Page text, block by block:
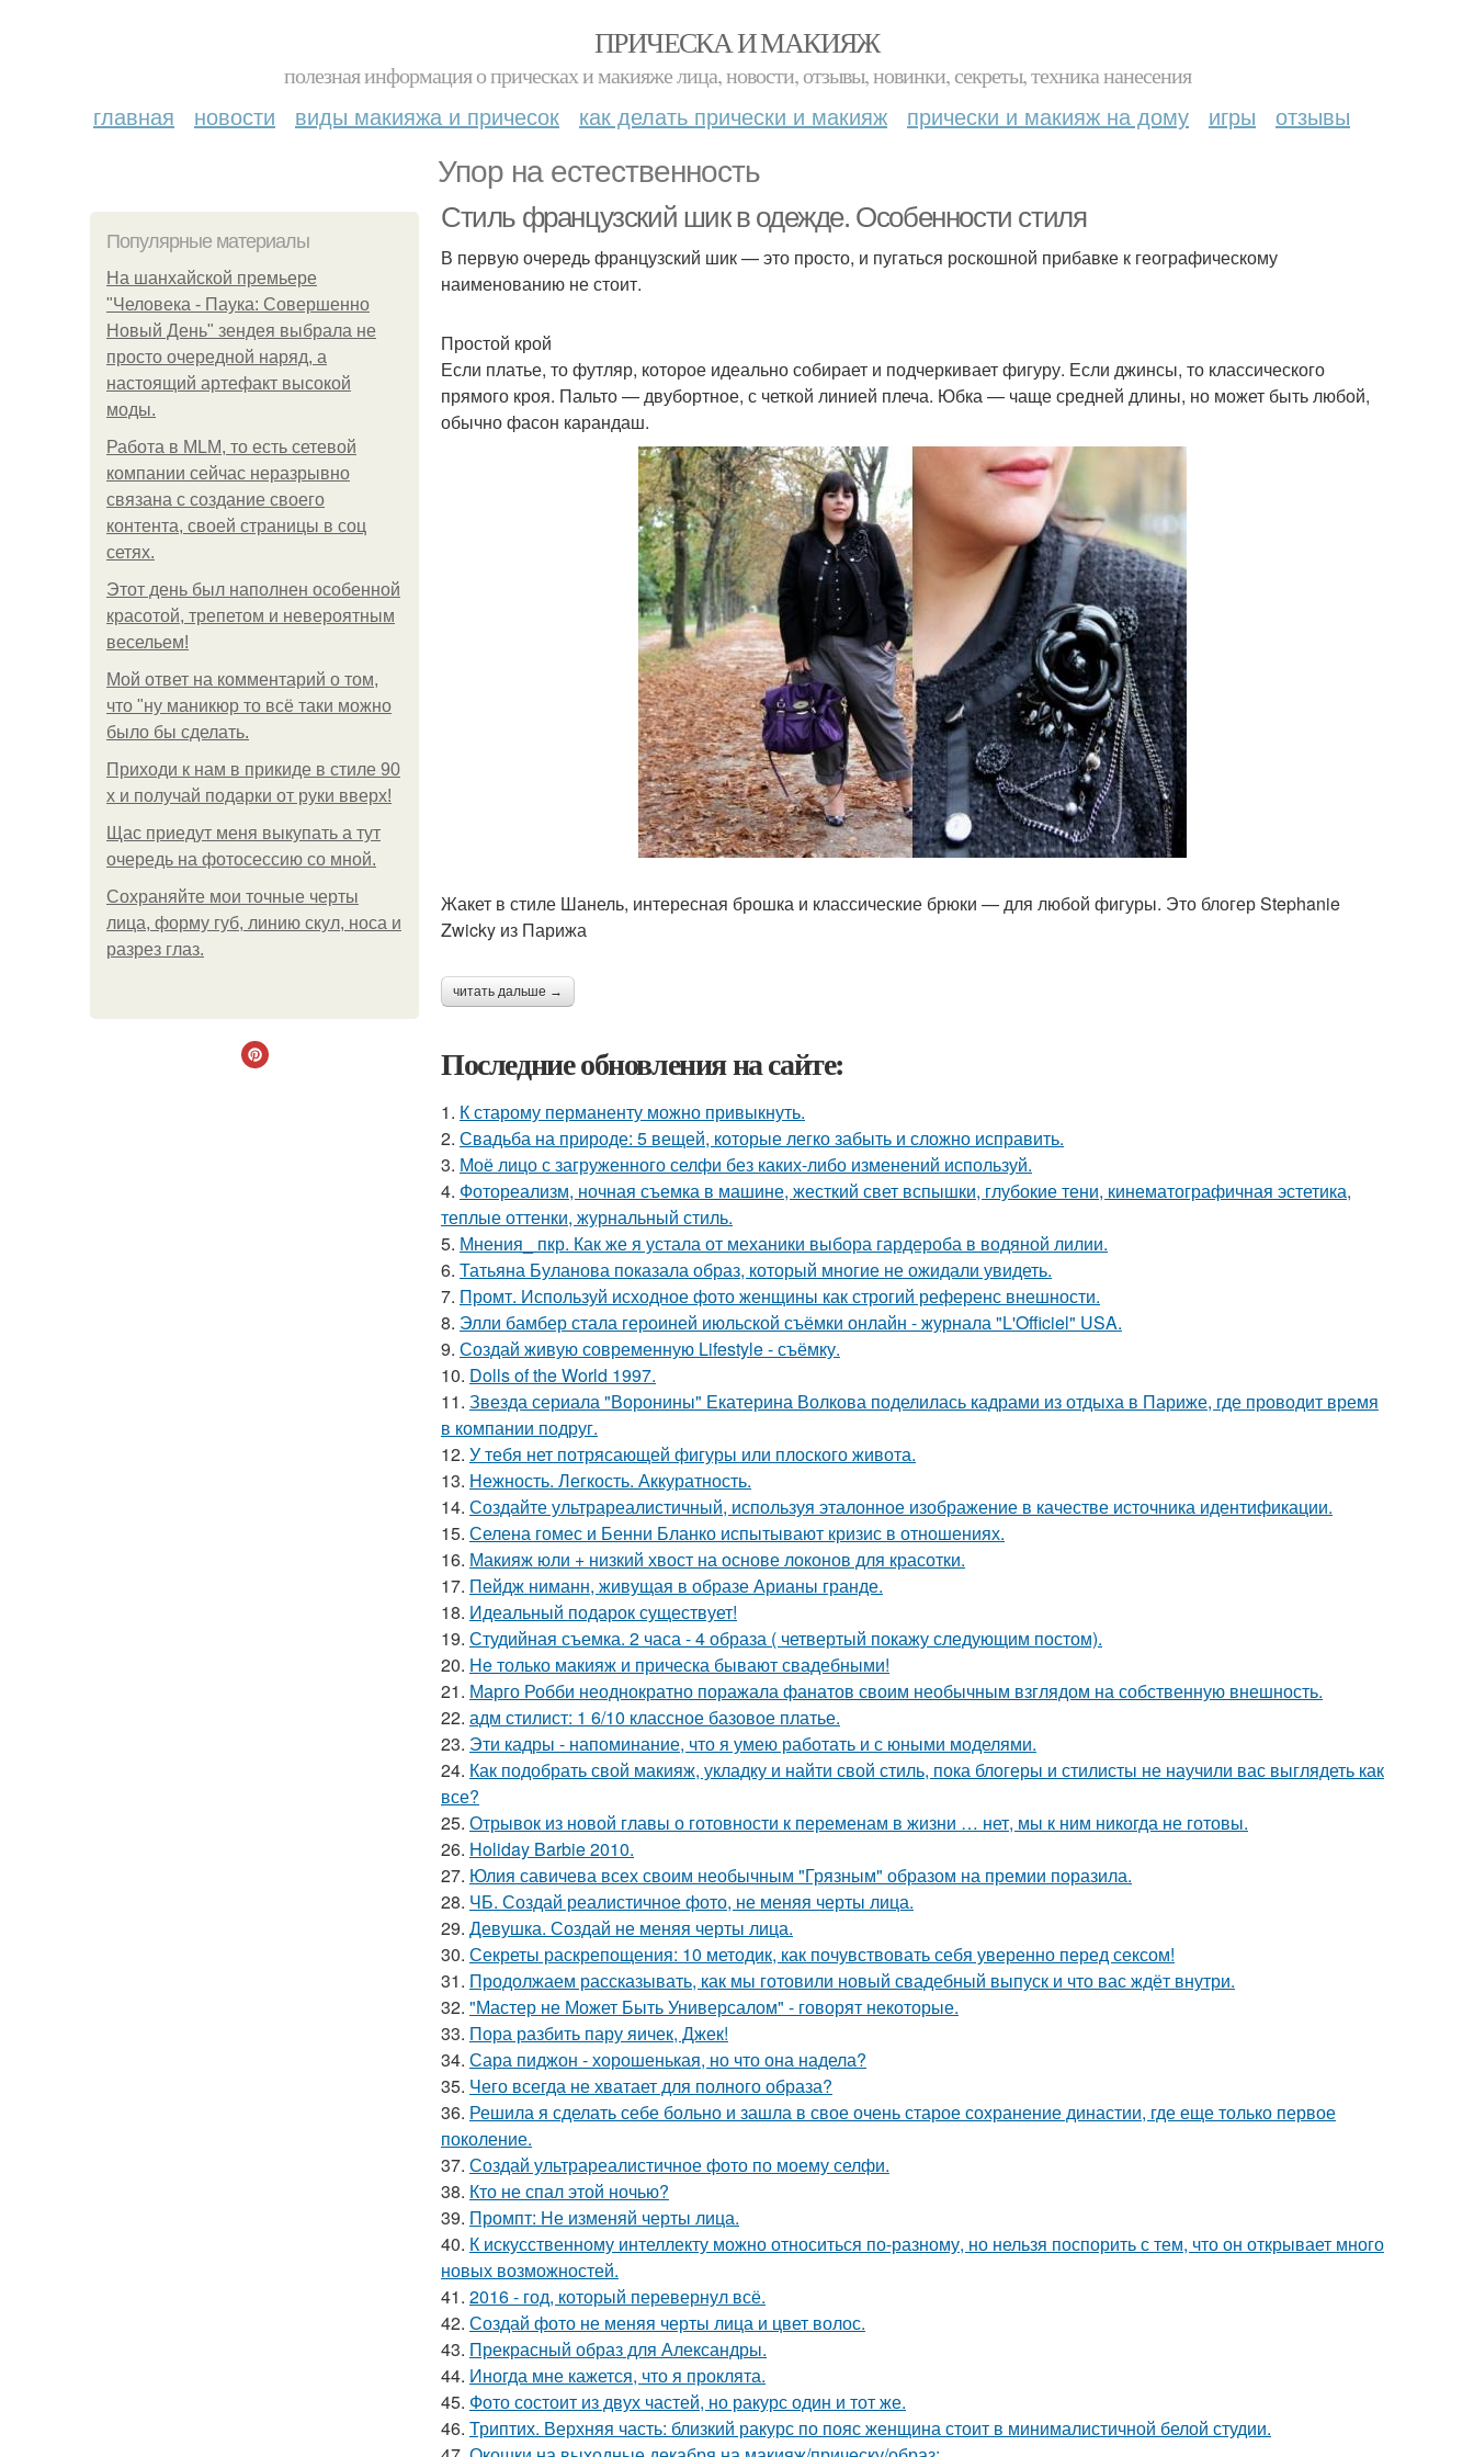
ПРИЧЕСКА И МАКИЯЖ
полезная информация о прическах и макияже лица, новости, отзывы, новинки, секреты, техника нанесения
главная новости виды макияжа и причесок как делать прически и макияж прически и макияж на дому игры отзывы
Упор на естественность
Популярные материалы
На шанхайской премьере
"Человека - Паука: Совершенно
Новый День" зендея выбрала не
просто очередной наряд, а
настоящий артефакт высокой
моды.
Работа в MLM, то есть сетевой
компании сейчас неразрывно
связана с создание своего
контента, своей страницы в соц
сетях.
Этот день был наполнен особенной
красотой, трепетом и невероятным
весельем!
Мой ответ на комментарий о том,
что "ну маникюр то всё таки можно
было бы сделать.
Приходи к нам в прикиде в стиле 90
х и получай подарки от руки вверх!
Щас приедут меня выкупать а тут
очередь на фотосессию со мной.
Сохраняйте мои точные черты
лица, форму губ, линию скул, носа и
разрез глаз.
Стиль французский шик в одежде. Особенности стиля
В первую очередь французский шик — это просто, и пугаться роскошной прибавке к географическому
наименованию не стоит.
Простой крой
Если платье, то футляр, которое идеально собирает и подчеркивает фигуру. Если джинсы, то классического
прямого кроя. Пальто — двубортное, с четкой линией плеча. Юбка — чаще средней длины, но может быть любой,
обычно фасон карандаш.
Жакет в стиле Шанель, интересная брошка и классические брюки — для любой фигуры. Это блогер Stephanie
Zwicky из Парижа
читать дальше →
Последние обновления на сайте:
1. К старому перманенту можно привыкнуть.
2. Свадьба на природе: 5 вещей, которые легко забыть и сложно исправить.
3. Моё лицо с загруженного селфи без каких-либо изменений используй.
4. Фотореализм, ночная съемка в машине, жесткий свет вспышки, глубокие тени, кинематографичная эстетика,
теплые оттенки, журнальный стиль.
5. Мнения_ пкр. Как же я устала от механики выбора гардероба в водяной лилии.
6. Татьяна Буланова показала образ, который многие не ожидали увидеть.
7. Промт. Используй исходное фото женщины как строгий референс внешности.
8. Элли бамбер стала героиней июльской съёмки онлайн - журнала "L'Officiel" USA.
9. Создай живую современную Lifestyle - съёмку.
10. Dolls of the World 1997.
11. Звезда сериала "Воронины" Екатерина Волкова поделилась кадрами из отдыха в Париже, где проводит время
в компании подруг.
12. У тебя нет потрясающей фигуры или плоского живота.
13. Нежность. Легкость. Аккуратность.
14. Создайте ультрареалистичный, используя эталонное изображение в качестве источника идентификации.
15. Селена гомес и Бенни Бланко испытывают кризис в отношениях.
16. Макияж юли + низкий хвост на основе локонов для красотки.
17. Пейдж ниманн, живущая в образе Арианы гранде.
18. Идеальный подарок существует!
19. Студийная съемка. 2 часа - 4 образа ( четвертый покажу следующим постом).
20. He только макияж и прическа бывают свадебными!
21. Марго Робби неоднократно поражала фанатов своим необычным взглядом на собственную внешность.
22. адм стилист: 1 6/10 классное базовое платье.
23. Эти кадры - напоминание, что я умею работать и с юными моделями.
24. Как подобрать свой макияж, укладку и найти свой стиль, пока блогеры и стилисты не научили вас выглядеть как
все?
25. Отрывок из новой главы о готовности к переменам в жизни … нет, мы к ним никогда не готовы.
26. Holiday Barbie 2010.
27. Юлия савичева всех своим необычным "Грязным" образом на премии поразила.
28. ЧБ. Создай реалистичное фото, не меняя черты лица.
29. Девушка. Создай не меняя черты лица.
30. Секреты раскрепощения: 10 методик, как почувствовать себя уверенно перед сексом!
31. Продолжаем рассказывать, как мы готовили новый свадебный выпуск и что вас ждёт внутри.
32. "Мастер не Может Быть Универсалом" - говорят некоторые.
33. Пора разбить пару яичек, Джек!
34. Сара пиджон - хорошенькая, но что она надела?
35. Чего всегда не хватает для полного образа?
36. Решила я сделать себе больно и зашла в свое очень старое сохранение династии, где еще только первое
поколение.
37. Создай ультрареалистичное фото по моему селфи.
38. Кто не спал этой ночью?
39. Промпт: Не изменяй черты лица.
40. К искусственному интеллекту можно относиться по-разному, но нельзя поспорить с тем, что он открывает много
новых возможностей.
41. 2016 - год, который перевернул всё.
42. Создай фото не меняя черты лица и цвет волос.
43. Прекрасный образ для Александры.
44. Иногда мне кажется, что я проклята.
45. Фото состоит из двух частей, но ракурс один и тот же.
46. Триптих. Верхняя часть: близкий ракурс по пояс женщина стоит в минималистичной белой студии.